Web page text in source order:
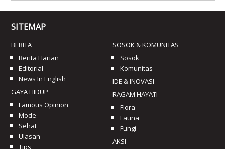
SITEMAP
BERITA
Berita Harian
Editorial
News In English
GAYA HIDUP
Famous Opinion
Mode
Sehat
Ulasan
Tips
SOSOK & KOMUNITAS
Sosok
Komunitas
IDE & INOVASI
RAGAM HAYATI
Flora
Fauna
Fungi
AKSI